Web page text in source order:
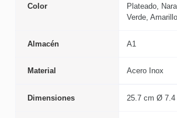
Color
Plateado,
Verde,
Almacén A1
Material Acero Inox
Dimensiones 25.7 cm Ø 7.4